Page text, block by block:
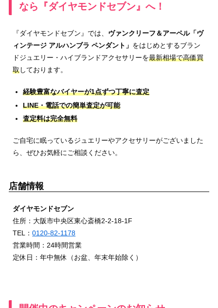
なら『ダイヤモンドセブン』へ！
『ダイヤモンドセブン』では、 ヴァンクリーフ＆アーペル「ヴ
ィンテージ アルハンブラ ペンダント」 をはじめとするブラン
ドジュエリー・ハイブランドアクセサリーを最新相場で高価買
取しております。
経験豊富なバイヤーが1点ずつ丁寧に査定
LINE・電話での簡単査定が可能
査定料は完全無料
ご自宅に眠っているジュエリーやアクセサリーがございました
ら、ぜひお気軽にご相談ください。
店舗情報
ダイヤモンドセブン
住所：大阪市中央区東心斎橋2-2-18-1F
TEL：0120-82-1178
営業時間：24時間営業
定休日：年中無休（お盆、年末年始除く）